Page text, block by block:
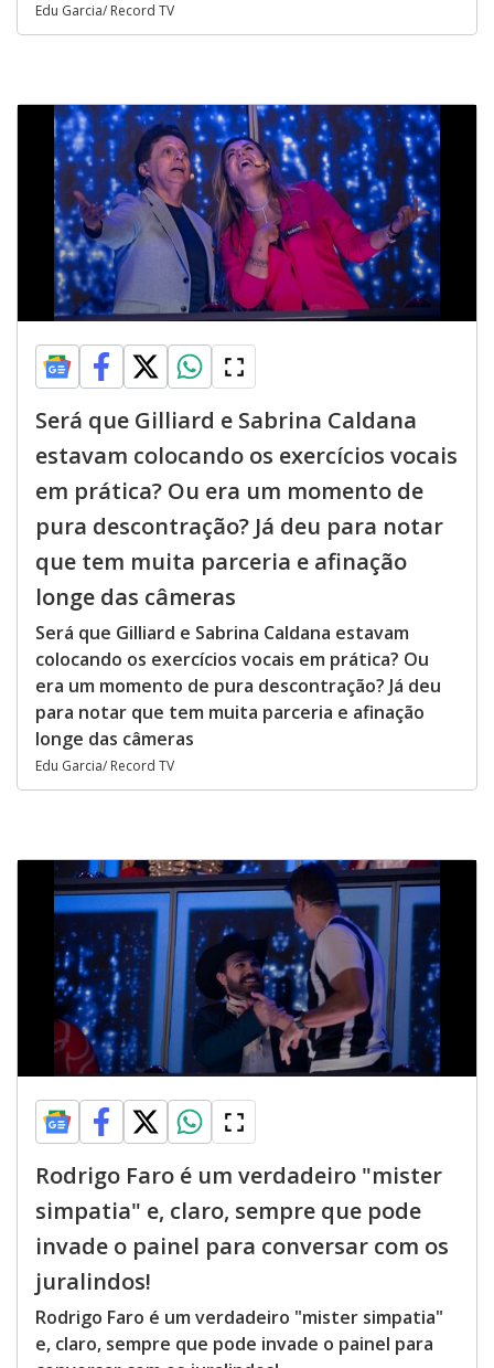
Edu Garcia/ Record TV
Será que Gilliard e Sabrina Caldana
estavam colocando os exercícios vocais
em prática? Ou era um momento de
pura descontração? Já deu para notar
que tem muita parceria e afinação
longe das câmeras
Será que Gilliard e Sabrina Caldana estavam
colocando os exercícios vocais em prática? Ou
era um momento de pura descontração? Já deu
para notar que tem muita parceria e afinação
longe das câmeras
Edu Garcia/ Record TV
Rodrigo Faro é um verdadeiro "mister
simpatia" e, claro, sempre que pode
invade o painel para conversar com os
juralindos!
Rodrigo Faro é um verdadeiro "mister simpatia"
e, claro, sempre que pode invade o painel para